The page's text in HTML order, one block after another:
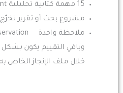
15 مهمة كتابية تحليلية Assignment
مشروع بحث أو تقرير
وباقي التقييم يكون
خلال ملف الإنجاز الخاص به